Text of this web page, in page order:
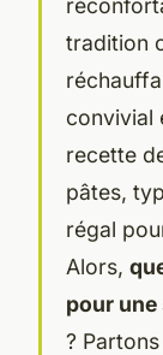
tradition
convivial
recette
pâtes,
régal
Alors,
pour
?